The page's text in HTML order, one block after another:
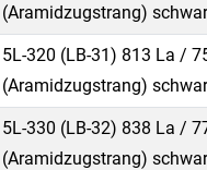
(Aramidzugstrang)
5L-320 (LB-31) 813 La /
(Aramidzugstrang)
5L-330 (LB-32) 838 La /
(Aramidzugstrang)